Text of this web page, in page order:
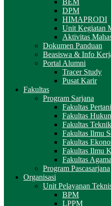
BEM
DPM
HIMAPRODI
Unit Kegiatan
Aktivitas
Dokumen Panduan
Beasiswa & Info
Portal Alumni
Tracer Study
Pusat Karir
Fakultas
Program Sarjana
Fakultas
Fakultas
Fakultas
Fakultas Ilmu
Fakultas
Fakultas Ilmu
Fakultas
Program Pascasarjana
Organisasi
Unit Pelayanan
BPM
LPPM